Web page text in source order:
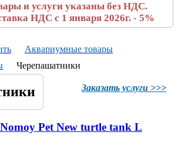
и услуги указаны без НДС.
НДС с 1 января 2026г. - 5%
Аквариумные товары
Черепашатники
Заказать услуги >>>
Pet New turtle tank L